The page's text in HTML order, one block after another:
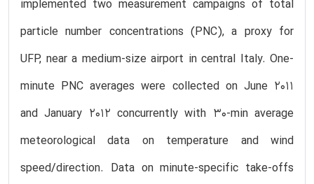
implemented two measurement campaigns of total
particle number concentrations (PNC), a proxy for
UFP, near a medium-size airport in central Italy. One-
minute PNC averages were collected on June 2011
and January 2012 concurrently with 30-min average
meteorological data on temperature and wind
speed/direction. Data on minute-specific take-offs